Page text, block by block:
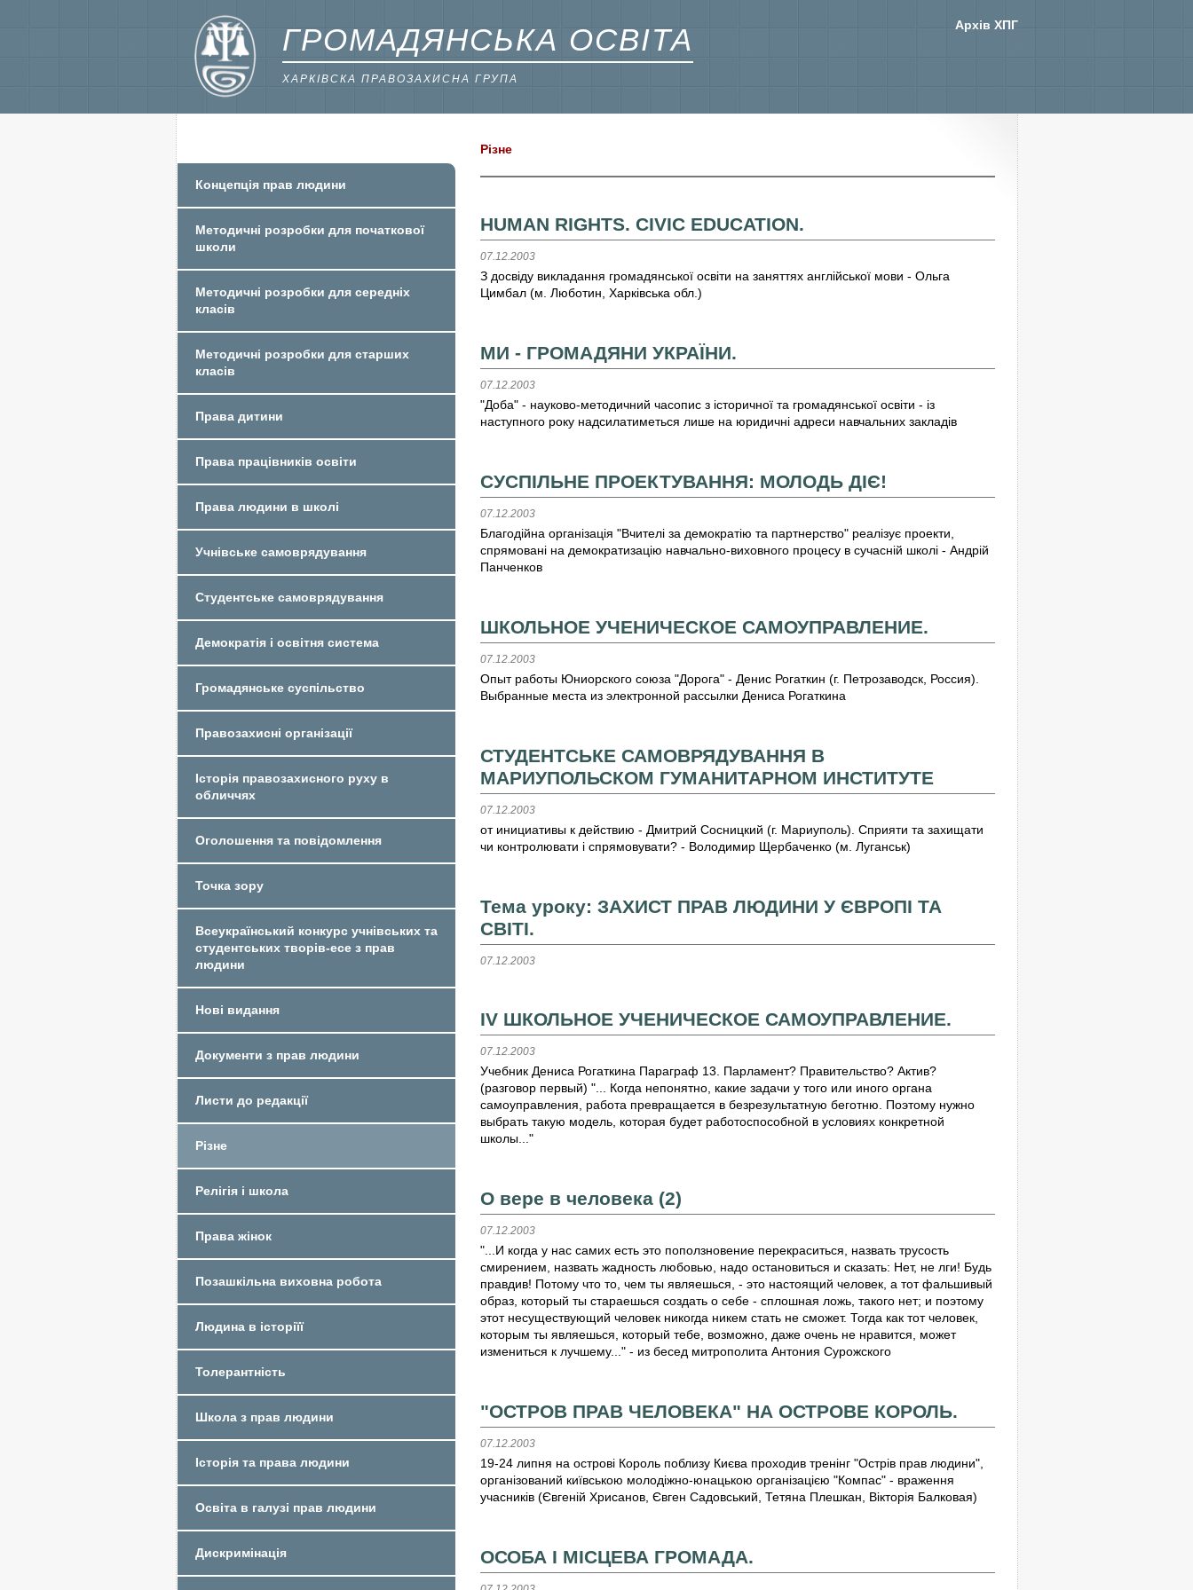
ГРОМАДЯНСЬКА ОСВІТА
ХАРКІВСКА ПРАВОЗАХИСНА ГРУПА
Архів ХПГ
Різне
HUMAN RIGHTS. CIVIC EDUCATION.
07.12.2003
З досвіду викладання громадянської освіти на заняттях англійської мови - Ольга
Цимбал (м. Люботин, Харківська обл.)
МИ - ГРОМАДЯНИ УКРАЇНИ.
07.12.2003
"Доба" - науково-методичний часопис з історичної та громадянської освіти - із
наступного року надсилатиметься лише на юридичні адреси навчальних закладів
СУСПІЛЬНЕ ПРОЕКТУВАННЯ: МОЛОДЬ ДІЄ!
07.12.2003
Благодійна організація "Вчителі за демократію та партнерство" реалізує проекти,
спрямовані на демократизацію навчально-виховного процесу в сучасній школі - Андрій
Панченков
ШКОЛЬНОЕ УЧЕНИЧЕСКОЕ САМОУПРАВЛЕНИЕ.
07.12.2003
Опыт работы Юниорского союза "Дорога" - Денис Рогаткин (г. Петрозаводск, Россия).
Выбранные места из электронной рассылки Дениса Рогаткина
СТУДЕНТСЬКЕ САМОВРЯДУВАННЯ В
МАРИУПОЛЬСКОМ ГУМАНИТАРНОМ ИНСТИТУТЕ
07.12.2003
от инициативы к действию - Дмитрий Сосницкий (г. Мариуполь). Сприяти та захищати
чи контролювати і спрямовувати? - Володимир Щербаченко (м. Луганськ)
Тема уроку: ЗАХИСТ ПРАВ ЛЮДИНИ У ЄВРОПІ ТА
СВІТІ.
07.12.2003
IV ШКОЛЬНОЕ УЧЕНИЧЕСКОЕ САМОУПРАВЛЕНИЕ.
07.12.2003
Учебник Дениса Рогаткина Параграф 13. Парламент? Правительство? Актив?
(разговор первый) "... Когда непонятно, какие задачи у того или иного органа
самоуправления, работа превращается в безрезультатную беготню. Поэтому нужно
выбрать такую модель, которая будет работоспособной в условиях конкретной
школы..."
О вере в человека (2)
07.12.2003
"...И когда у нас самих есть это поползновение перекраситься, назвать трусость
смирением, назвать жадность любовью, надо остановиться и сказать: Нет, не лги! Будь
правдив! Потому что то, чем ты являешься, - это настоящий человек, а тот фальшивый
образ, который ты стараешься создать о себе - сплошная ложь, такого нет; и поэтому
этот несуществующий человек никогда никем стать не сможет. Тогда как тот человек,
которым ты являешься, который тебе, возможно, даже очень не нравится, может
измениться к лучшему..." - из бесед митрополита Антония Сурожского
"ОСТРОВ ПРАВ ЧЕЛОВЕКА" НА ОСТРОВЕ КОРОЛЬ.
07.12.2003
19-24 липня на острові Король поблизу Києва проходив тренінг "Острів прав людини",
організований київською молодіжно-юнацькою організацією "Компас" - враження
учасників (Євгеній Хрисанов, Євген Садовський, Тетяна Плешкан, Вікторія Балковая)
ОСОБА І МІСЦЕВА ГРОМАДА.
Концепція прав людини
Методичні розробки для початкової
школи
Методичні розробки для середніх
класів
Методичні розробки для старших
класів
Права дитини
Права працівників освіти
Права людини в школі
Учнівське самоврядування
Студентське самоврядування
Демократія і освітня система
Громадянське суспільство
Правозахисні організації
Історія правозахисного руху в
обличчях
Оголошення та повідомлення
Точка зору
Всеукраїнський конкурс учнівських та
студентських творів-есе з прав
людини
Нові видання
Документи з прав людини
Листи до редакції
Різне
Релігія і школа
Права жінок
Позашкільна виховна робота
Людина в історіїї
Толерантність
Школа з прав людини
Історія та права людини
Освіта в галузі прав людини
Дискримінація